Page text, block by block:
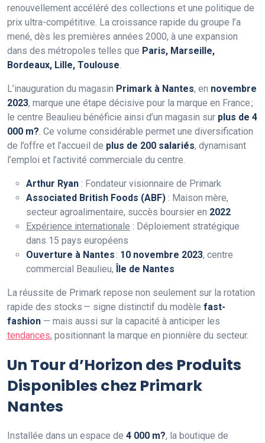
renouvellement accéléré des collections et une politique de
prix ultra-compétitive. La croissance rapide du groupe l’a
mené, dès les premières années 2000, à une expansion
dans des métropoles telles que Paris, Marseille,
Bordeaux, Lille, Toulouse
L’inauguration du magasin Primark à Nantes, en novembre
2023, marque une étape décisive pour la marque en France ;
le centre Beaulieu bénéficie ainsi d’un magasin sur plus de 4
000 m? . Ce volume considérable permet une diversification
de l’offre et l’accueil de plus de 200 salariés, dynamisant
l’emploi et l’activité commerciale du centre.
Arthur Ryan : Fondateur visionnaire de Primark
Associated British Foods (ABF) : Maison mère,
secteur agroalimentaire, succès boursier en 2022
Expérience internationale : Déploiement stratégique
dans 15 pays européens
Ouverture à Nantes: 10 novembre 2023, centre
commercial Beaulieu, Île de Nantes
La réussite de Primark repose non seulement sur la rotation
rapide des stocks — signe distinctif du modèle fast-
fashion — mais aussi sur la capacité à anticiper les
tendances, positionnant la marque en pionnière du secteur.
Un Tour d’Horizon des Produits
Disponibles chez Primark
Nantes
Installée dans un espace de 4 000 m?, la boutique de